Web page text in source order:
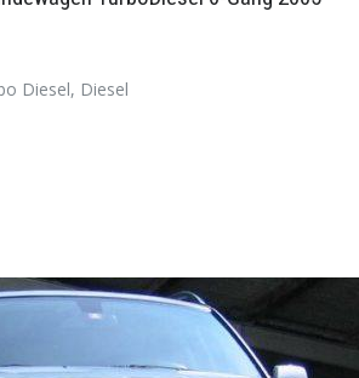
Diesel, Diesel